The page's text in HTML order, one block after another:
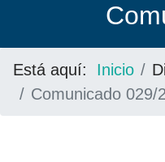
Co
Está aquí: Inicio
Comunicado 029/